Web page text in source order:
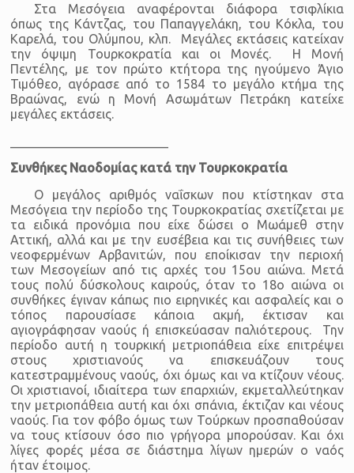
Στα Μεσόγεια αναφέρονται διάφορα τσιφλίκια
όπως της Κάντζας, του Παπαγγελάκη, του Κόκλα, του
Καρελά, του Ολύμπου, κλπ. Μεγάλες εκτάσεις κατείχαν
την όψιμη Τουρκοκρατία και οι Μονές. Η Μονή
Πεντέλης, με τον πρώτο κτήτορα της ηγούμενο Άγιο
Τιμόθεο, αγόρασε από το 1584 το μεγάλο κτήμα της
Βραώνας, ενώ η Μονή Ασωμάτων Πετράκη κατείχε
μεγάλες εκτάσεις.
Συνθήκες Ναοδομίας κατά την Τουρκοκρατία
Ο μεγάλος αριθμός ναΐσκων που κτίστηκαν στα
Μεσόγεια την περίοδο της Τουρκοκρατίας σχετίζεται με
τα ειδικά προνόμια που είχε δώσει ο Μωάμεθ στην
Αττική, αλλά και με την ευσέβεια και τις συνήθειες των
νεοφερμένων Αρβανιτών, που εποίκισαν την περιοχή
των Μεσογείων από τις αρχές του 15ου αιώνα. Μετά
τους πολύ δύσκολους καιρούς, όταν το 18ο αιώνα οι
συνθήκες έγιναν κάπως πιο ειρηνικές και ασφαλείς και ο
τόπος παρουσίασε κάποια ακμή, έκτισαν και
αγιογράφησαν ναούς ή επισκεύασαν παλιότερους. Την
περίοδο αυτή η τουρκική μετριοπάθεια είχε επιτρέψει
στους χριστιανούς να επισκευάζουν τους
κατεστραμμένους ναούς, όχι όμως και να κτίζουν νέους.
Οι χριστιανοί, ιδιαίτερα των επαρχιών, εκμεταλλεύτηκαν
την μετριοπάθεια αυτή και όχι σπάνια, έκτιζαν και νέους
ναούς. Για τον φόβο όμως των Τούρκων προσπαθούσαν
να τους κτίσουν όσο πιο γρήγορα μπορούσαν. Και όχι
λίγες φορές μέσα σε διάστημα λίγων ημερών ο ναός
ήταν έτοιμος.